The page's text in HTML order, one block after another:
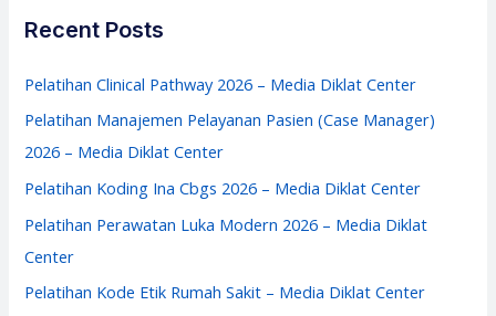
f
o
r
Recent Posts
Pelatihan Clinical Pathway 2026 – Media Diklat Center
Pelatihan Manajemen Pelayanan Pasien (Case Manager)
2026 – Media Diklat Center
Pelatihan Koding Ina Cbgs 2026 – Media Diklat Center
Pelatihan Perawatan Luka Modern 2026 – Media Diklat
Center
Pelatihan Kode Etik Rumah Sakit – Media Diklat Center